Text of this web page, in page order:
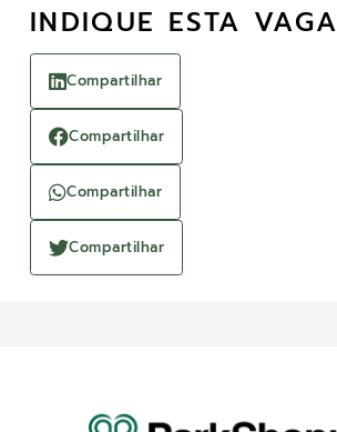
INDIQUE ESTA VAGA
Compartilhar
Compartilhar
Compartilhar
Compartilhar